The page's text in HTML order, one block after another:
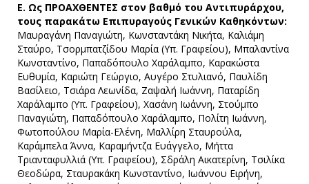
Ε. Ως ΠΡΟΑΧΘΕΝΤΕΣ στον βαθμό του Αντιπυράρχου,
τους παρακάτω Επιπυραγούς Γενικών Καθηκόντων:
Μαυραγάνη Παναγιώτη, Κωνσταντάκη Νικήτα, Καλιάμη
Σταύρο, Τσορμπατζίδου Μαρία (Υπ. Γραφείου), Μπαλαντίνα
Κωνσταντίνο, Παπαδόπουλο Χαράλαμπο, Καρακώστα
Ευθυμία, Καριώτη Γεώργιο, Αυγέρο Στυλιανό, Παυλίδη
Βασίλειο, Τσιάρα Λεωνίδα, Ζαψαλή Ιωάννη, Παταρίδη
Χαράλαμπο (Υπ. Γραφείου), Χασάνη Ιωάννη, Στούμπο
Παναγιώτη, Παπαδόπουλο Χαράλαμπο, Πολίτη Ιωάννη,
Φωτοπούλου Μαρία-Ελένη, Μαλλίρη Σταυρούλα,
Καράμπελα Άννα, Καραμήντζα Ευάγγελο, Μήττα
Τριανταφυλλιά (Υπ. Γραφείου), Σδράλη Αικατερίνη, Τσιλίκα
Θεοδώρα, Σταυρακάκη Κωνσταντίνο, Ιωάννου Ειρήνη,